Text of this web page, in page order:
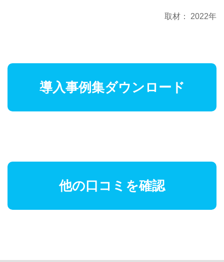
取材： 2022年
導入事例集ダウンロード
他の口コミを確認